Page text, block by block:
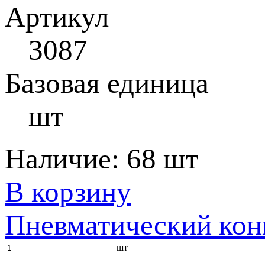
Артикул
3087
Базовая единица
шт
Наличие: 68 шт
В корзину
Пневматический
шт